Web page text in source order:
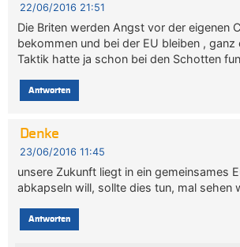
22/06/2016 21:51
Die Briten werden Angst vor der eigenen
bekommen und bei der EU bleiben , ganz
Taktik hatte ja schon bei den Schotten
Antworten
Denke
23/06/2016 11:45
unsere Zukunft liegt in ein gemeinsames
abkapseln will, sollte dies tun, mal sehen
Antworten